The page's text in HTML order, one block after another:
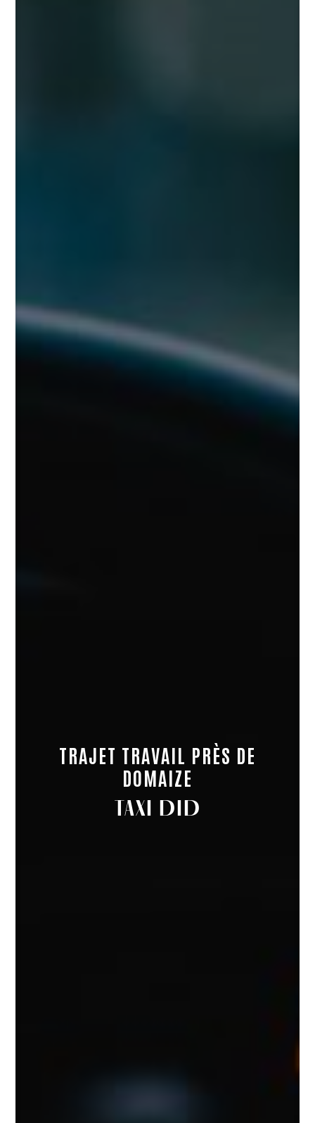
TRAJET TRAVAIL PRÈS DE
DOMAIZE
TAXI DID